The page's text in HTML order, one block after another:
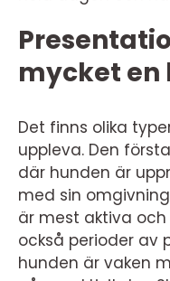
mycket en
Det finns olika
uppleva. Den
där hunden är
med sin
är mest aktiva
också perioder av
hunden är vaken